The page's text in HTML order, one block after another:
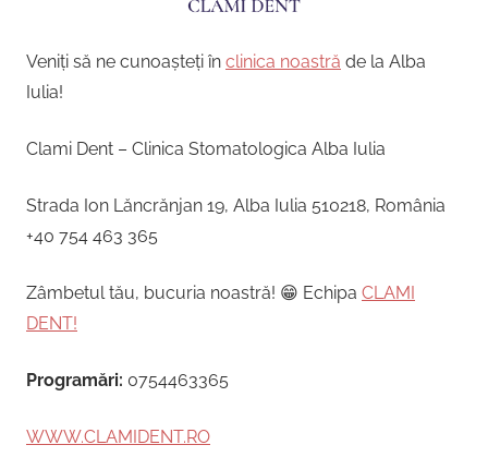
Veniți să ne cunoașteți în clinica noastră de la Alba
Iulia!
Clami Dent – Clinica Stomatologica Alba Iulia
Strada Ion Lăncrănjan 19, Alba Iulia 510218, România
+40 754 463 365
Zâmbetul tău, bucuria noastră! 😁 Echipa CLAMI
DENT!
Programări: 0754463365
WWW.CLAMIDENT.RO